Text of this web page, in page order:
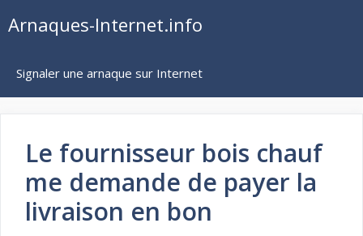
auArnaques-Internet.info
Signaler une arnaque sur Internet
Le fournisseur bois chauf
me demande de payer la
livraison en bon